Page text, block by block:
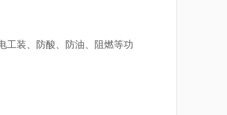
装、防酸、防油、阻燃等功